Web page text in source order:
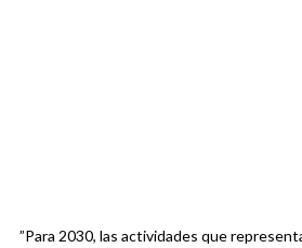
”Para 2030, las actividades que